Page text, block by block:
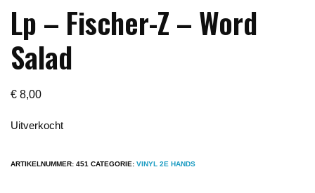
Lp – Fischer-Z – Word
Salad
€ 8,00
Uitverkocht
ARTIKELNUMMER: 451 CATEGORIE: VINYL 2E HANDS